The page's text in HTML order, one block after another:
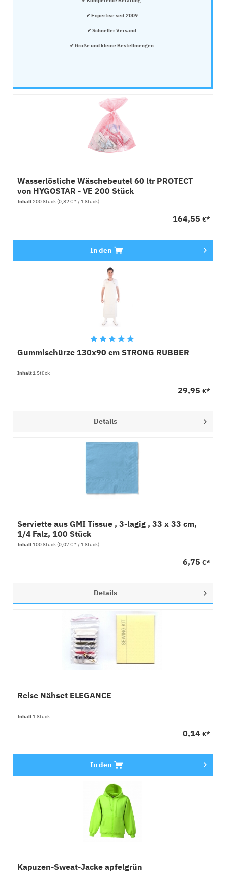
✔ Expertise seit 2009
✔ Schneller Versand
✔ Große und kleine Bestellmengen
Wasserlösliche Wäschebeutel 60 ltr PROTECT
von HYGOSTAR - VE 200 Stück
Inhalt200 Stück(0,82 € * / 1 Stück)
164,55 €*
In den
Gummischürze 130x90 cm STRONG RUBBER
Inhalt1 Stück
29,95 €*
Details
Serviette aus GMI Tissue , 3-lagig , 33 x 33 cm,
1/4 Falz, 100 Stück
Inhalt100 Stück(0,07 € * / 1 Stück)
6,75 €*
Details
Reise Nähset ELEGANCE
Inhalt1 Stück
0,14 €*
In den
Kapuzen-Sweat-Jacke apfelgrün